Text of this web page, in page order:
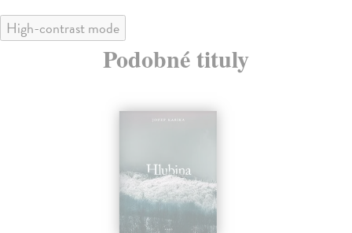
High-contrast mode
Podobné tituly